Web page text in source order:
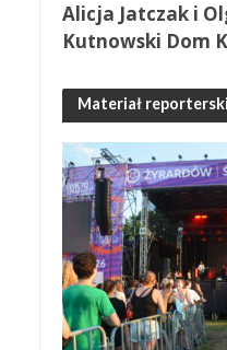
Alicja Jatczak i
Kutnowski Dom
Materiał reporterski